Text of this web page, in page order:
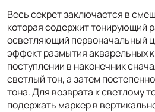
Весь секрет заключается в
которая содержит тонирующий
осветляющий первоначальный
эффект размытия акварельных
поступлении в наконечник
светлый тон, а затем
тона. Для возврата к светлому
подержать маркер в